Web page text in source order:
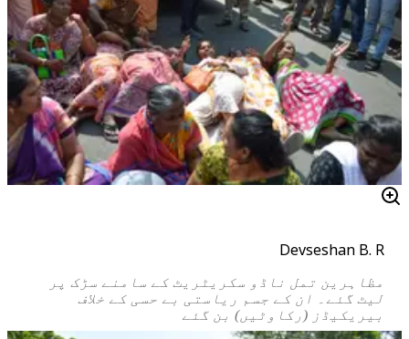
Devseshan B. R
مظاہرین تمل ناڈو سکریٹریٹ کے سامنے سڑک پر
لیٹ گئے۔ ان کے جسم ریاستی بے حسی کے خلاف
بیریکیڈز (رکاوٹیں) بن گئے